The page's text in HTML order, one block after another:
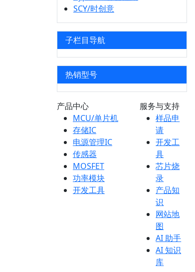
SCY/时创意
子栏目导航
热销型号
产品中心
MCU/单片机
存储IC
电源管理IC
传感器
MOSFET
功率模块
开发工具
服务与支持
样品申
请
开发工
具
芯片烧
录
产品知
识
网站地
图
AI 助手
AI 知识
库